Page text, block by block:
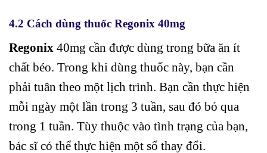
4.2 Cách dùng thuốc Regonix 40mg
Regonix 40mg cần được dùng trong bữa ăn ít
chất béo. Trong khi dùng thuốc này, bạn cần
phải tuân theo một lịch trình. Bạn cần thực hiện
mỗi ngày một lần trong 3 tuần, sau đó bỏ qua
trong 1 tuần. Tùy thuộc vào tình trạng của bạn,
bác sĩ có thể thực hiện một số thay đổi.